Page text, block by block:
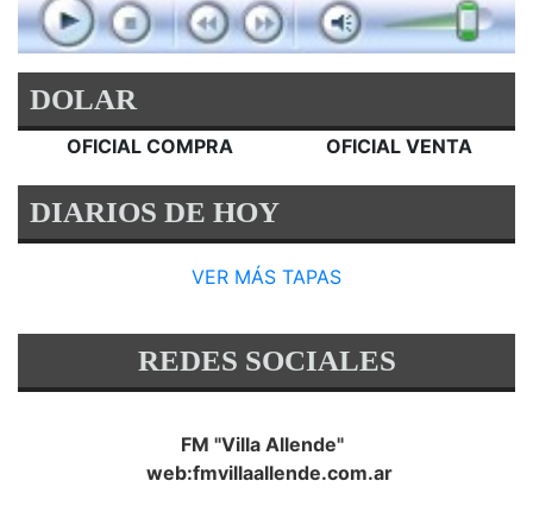
DOLAR
OFICIAL COMPRA OFICIAL VENTA
DIARIOS DE HOY
VER MÁS TAPAS
REDES SOCIALES
FM "Villa Allende"
web:fmvillaallende.com.ar